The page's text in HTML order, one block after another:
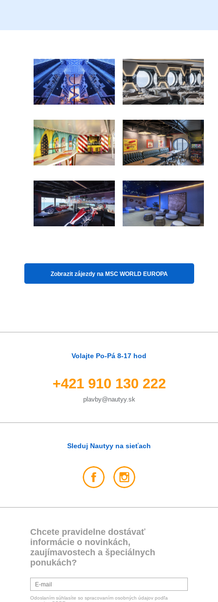
Zobrazit zájezdy na MSC WORLD EUROPA
Volajte Po-Pá 8-17 hod
+421 910 130 222
plavby@nautyy.sk
Sleduj Nautyy na sieťach
Chcete pravidelne dostávať
informácie o novinkách,
zaujímavostech a špeciálnych
ponukách?
Odoslaním súhlasíte so spracovaním osobných údajov podľa